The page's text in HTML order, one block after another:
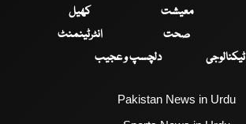
معیشت
کھیل
صحت
انٹرٹینمنٹ
ٹیکنالوجی
دلچسپ و عجیب
Pakistan News in Urdu